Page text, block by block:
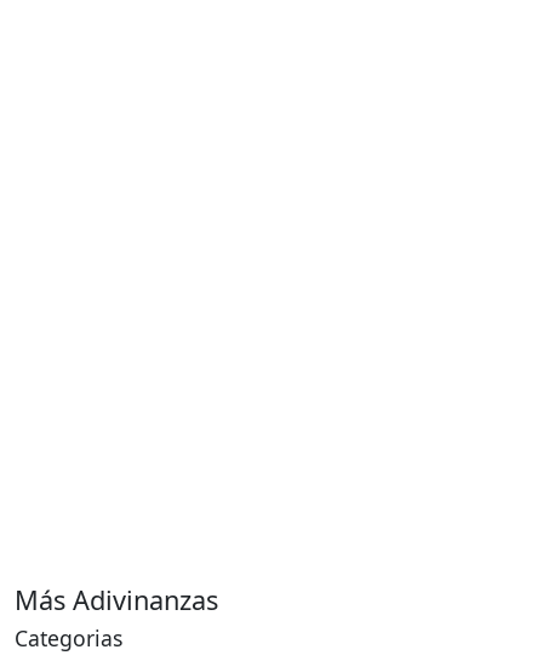
Más Adivinanzas
Categorias